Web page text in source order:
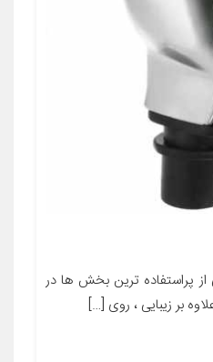
پراستفاده ترین بخش ها در
بر زیبایی ، روی […]